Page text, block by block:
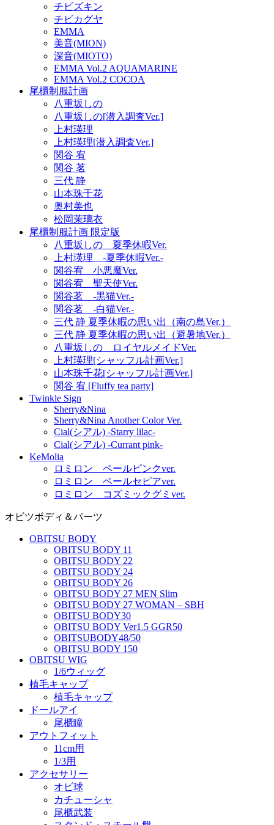
チビズキン
チビカグヤ
EMMA
美音(MION)
深音(MIOTO)
EMMA Vol.2 AQUAMARINE
EMMA Vol.2 COCOA
尾櫃制服計画
八重坂しの
八重坂しの[潜入調査Ver.]
上村瑛理
上村瑛理[潜入調査Ver.]
関谷 宥
関谷 茗
三代 静
山本珠千花
奥村美也
松岡茉璃衣
尾櫃制服計画 限定版
八重坂しの 夏季休暇Ver.
上村瑛理 -夏季休暇Ver.-
関谷宥 小悪魔Ver.
関谷宥 聖天使Ver.
関谷茗 -黒猫Ver.-
関谷茗 -白猫Ver.-
三代 静 夏季休暇の思い出（南の島Ver.）
三代 静 夏季休暇の思い出（避暑地Ver.）
八重坂しの ロイヤルメイドVer.
上村瑛理[シャッフル計画Ver.]
山本珠千花[シャッフル計画Ver.]
関谷 宥 [Fluffy tea party]
Twinkle Sign
Sherry&Nina
Sherry&Nina Another Color Ver.
Cial(シアル) -Starry lilac-
Cial(シアル) -Currant pink-
KeMolia
ロミロン ペールピンクver.
ロミロン ペールセピアver.
ロミロン コズミックグミver.
オビツボディ＆パーツ
OBITSU BODY
OBITSU BODY 11
OBITSU BODY 22
OBITSU BODY 24
OBITSU BODY 26
OBITSU BODY 27 MEN Slim
OBITSU BODY 27 WOMAN – SBH
OBITSU BODY30
OBITSU BODY Ver1.5 GGR50
OBITSUBODY48/50
OBITSU BODY 150
OBITSU WIG
1/6ウィッグ
植毛キャップ
植毛キャップ
ドールアイ
尾櫃瞳
アウトフィット
11cm用
1/3用
アクセサリー
オビ球
カチューシャ
尾櫃武装